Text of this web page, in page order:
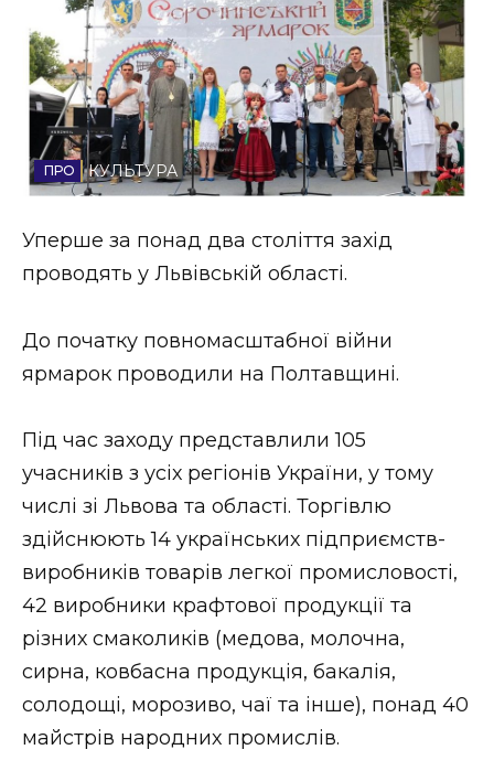
Соціум
Спорт
Стиль життя
Втрачений Ужгород
Втрачений Ужгород (відеоверсія)
ЗАКАРПАТСЬКІ НОВИНИ
НОВИНИ ЗАХІДНОЇ УКРАЇНИ
ФОТО
ВІДЕО
КУЛЬТУРА
Уперше за понад два століття захід
проводять у Львівській області.
До початку повномасштабної війни
ярмарок проводили на Полтавщині.
Під час заходу представлили 105
учасників з усіх регіонів України, у тому
числі зі Львова та області. Торгівлю
здійснюють 14 українських підприємств-
виробників товарів легкої промисловості,
42 виробники крафтової продукції та
різних смаколиків (медова, молочна,
сирна, ковбасна продукція, бакалія,
солодощі, морозиво, чаї та інше), понад 40
майстрів народних промислів.